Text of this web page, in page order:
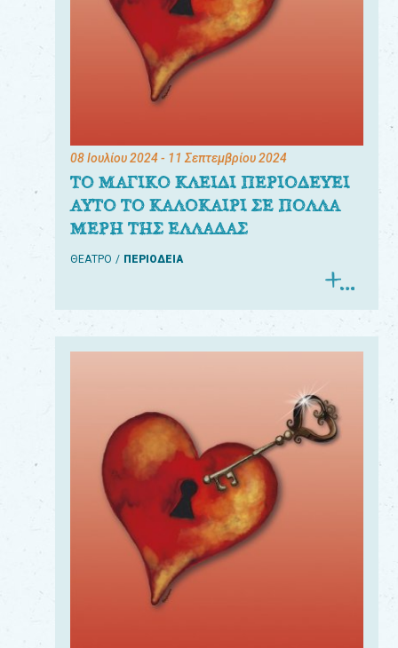
08 Ιουλίου 2024- 11 Σεπτεμβρίου 2024
ΤΟ ΜΑΓΙΚΟ ΚΛΕΙΔΙ ΠΕΡΙΟΔΕΥΕΙ
ΑΥΤΟ ΤΟ ΚΑΛΟΚΑΙΡΙ ΣΕ ΠΟΛΛΑ
ΜΕΡΗ ΤΗΣ ΕΛΛΑΔΑΣ
ΘΕΑΤΡΟ ΠΕΡΙΟΔΕΙΑ